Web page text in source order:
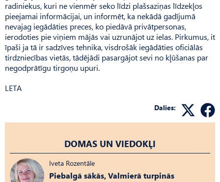
radiniekus, kuri ne vienmēr seko līdzi plašsaziņas līdzekļos
pieejamai informācijai, un informēt, ka nekādā gadījumā
nevajag iegādāties preces, ko piedāvā privātpersonas,
ierodoties pie viņiem mājās vai uzrunājot uz ielas. Pirkumus, it
īpaši ja tā ir sadzīves tehnika, visdrošāk iegādāties oficiālās
tirdzniecības vietās, tādējādi pasargājot sevi no kļūšanas par
negodprātīgu tirgoņu upuri.
LETA
Dalies:
DOMAS UN VIEDOKĻI
Iveta Rozentāle
Piebalgā sākās, Valmierā turpinās